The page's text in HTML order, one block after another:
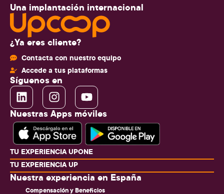
Una implantación internacional
¿Ya eres cliente?
Contacta con nuestro equipo
Accede a tus plataformas
Síguenos en
Nuestras Apps móviles
TU EXPERIENCIA UPONE
TU EXPERIENCIA UP
Nuestra experiencia en España
Compensación y Beneficios